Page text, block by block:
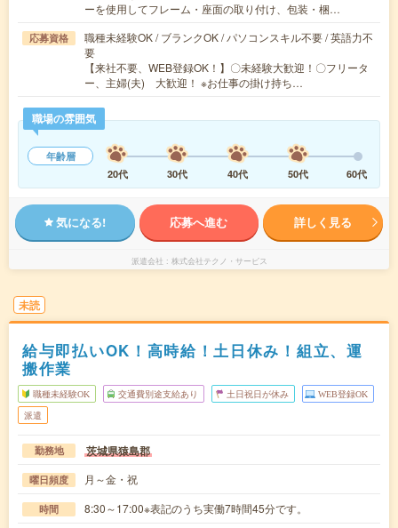
ーを使用してフレーム・座面の取り付け、包装・梱…
応募資格
職種未経験OK / ブランクOK / パソコンスキル不要 / 英語力不
要
【来社不要、WEB登録OK！】〇未経験大歓迎！〇フリータ
ー、主婦(夫) 大歓迎！ ※お仕事の掛け持ち…
職場の雰囲気
年齢層
20代
30代 40代 50代 60代
気になる! 応募へ進む 詳しく見る
派遣会社 株式会社テクノ・サービス
未読
給与即払いOK！高時給！土日休み！組立、運
搬作業
職種未経験OK 交通費別途支給あり 土日祝日が休み WEB登録OK
派遣
勤務地 茨城県猿島郡
曜日頻度 月～金・祝
時間 8:30～17:00※表記のうち実働7時間45分です。